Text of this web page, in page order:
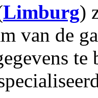
Limburg)
van de
te